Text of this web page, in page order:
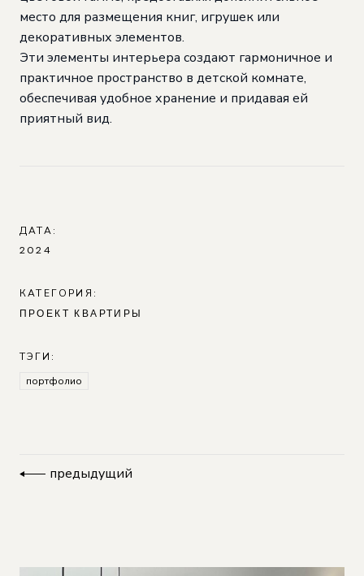
ДАТА:
2024
КАТЕГОРИЯ:
ПРОЕКТ КВАРТИРЫ
ТЭГИ:
портфолио
место для размещения книг, игрушек или
декоративных элементов.
Эти элементы интерьера создают гармоничное и
практичное пространство в детской комнате,
обеспечивая удобное хранение и придавая ей
приятный вид.
предыдущий